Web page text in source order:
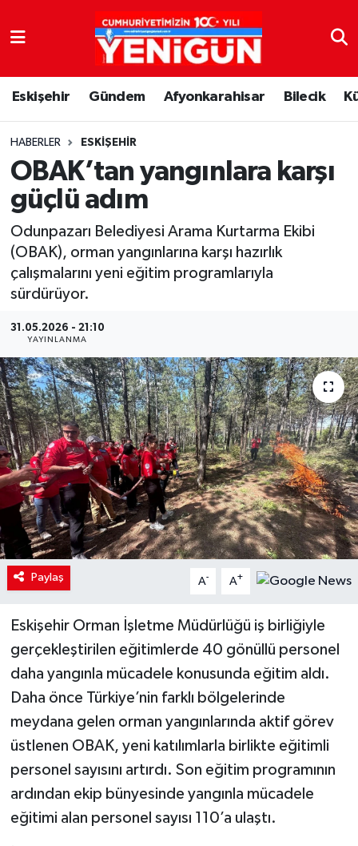
Eskişehir Gündem Afyonkarahisar Bilecik
HABERLER ESKIŞEHIR
OBAK’tan yangınlara karşı
güçlü adım
Odunpazarı Belediyesi Arama Kurtarma Ekibi
(OBAK), orman yangınlarına karşı hazırlık
çalışmalarını yeni eğitim programlarıyla
sürdürüyor.
31.05.2026 - 21:10
YAYINLANMA
Paylaş A- A+
Eskişehir Orman İşletme Müdürlüğü iş birliğiyle
gerçekleştirilen eğitimlerde 40 gönüllü personel
daha yangınla mücadele konusunda eğitim aldı.
Daha önce Türkiye’nin farklı bölgelerinde
meydana gelen orman yangınlarında aktif görev
üstlenen OBAK, yeni katılımlarla birlikte eğitimli
personel sayısını artırdı. Son eğitim programının
ardından ekip bünyesinde yangınla mücadele
eğitimi alan personel sayısı 110’a ulaştı.
Nöbetçi Eczaneler
Hava Durumu
Trafik Durumu
Süper Lig Puan Durumu ve Fikstür
Tüm Manşetler
Son Dakika Haberleri
Haber Arşivi